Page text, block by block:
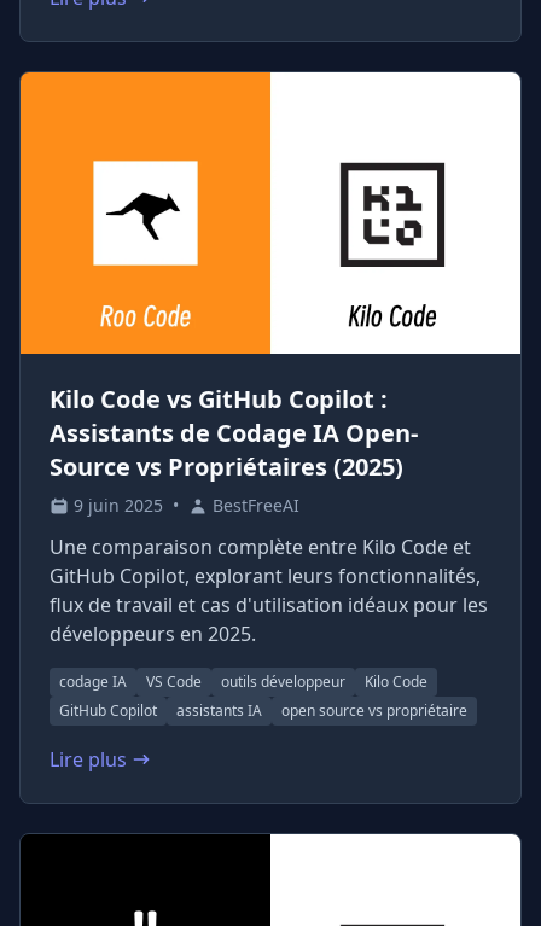
: Meilleurs modèles OpenRouter gratuits pour Kilo
Kilo Code vs GitHub Copilot :
Assistants de Codage IA Open-
Source vs Propriétaires (2025)
9 juin 2025 • BestFreeAI
Une comparaison complète entre Kilo Code et
GitHub Copilot, explorant leurs fonctionnalités,
flux de travail et cas d'utilisation idéaux pour les
développeurs en 2025.
codage IA VS Code outils développeur
Kilo Code
GitHub Copilot
assistants IA open source vs propriétaire
Lire plus
: Kilo Code vs GitHub Copilot : Assistants de Codage